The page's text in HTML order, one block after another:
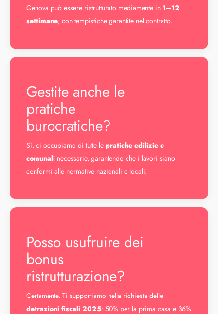
Genova può essere ristrutturato mediamente in 1–12
settimane, con tempistiche garantite nel contratto.
Gestite anche le
pratiche
burocratiche?
Sì, ci occupiamo di tutte le pratiche edilizie e
comunali necessarie, garantendo che i lavori siano
conformi alle normative nazionali e locali.
Posso usufruire dei
bonus
ristrutturazione?
Certamente. Ti supportiamo nella richiesta delle
detrazioni fiscali 2025: 50% per la prima casa e 36%